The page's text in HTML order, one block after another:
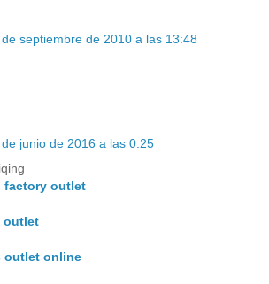
septiembre de 2010 a las 13:48
junio de 2016 a las 0:25
factory outlet
outlet
outlet online